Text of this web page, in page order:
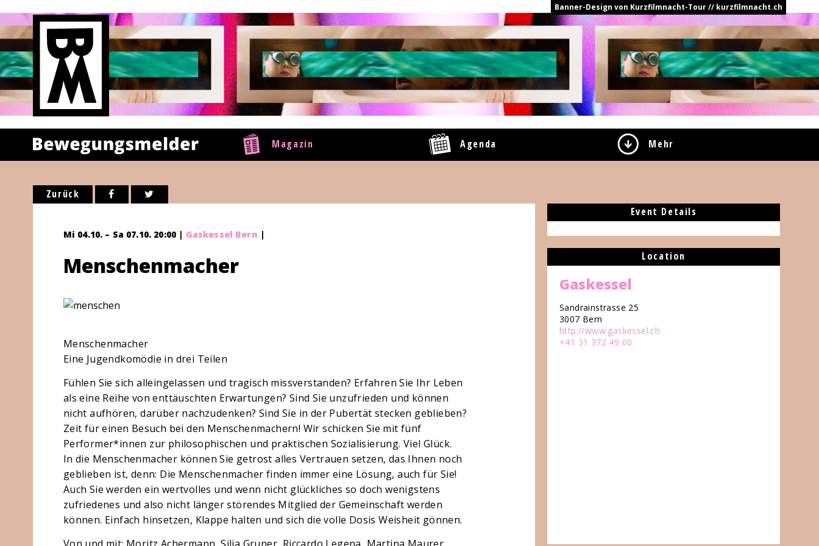
Banner-Design von Kurzfilmnacht-Tour // kurzfilmnacht.ch
Magazin Agenda Mehr
Zurück
Mi 04.10. – Sa 07.10. 20:00 | Gaskessel Bern |
Menschenmacher
Menschenmacher
Eine Jugendkomödie in drei Teilen
Fühlen Sie sich alleingelassen und tragisch missverstanden? Erfahren Sie Ihr Leben
als eine Reihe von enttäuschten Erwartungen? Sind Sie unzufrieden und können
nicht aufhören, darüber nachzudenken? Sind Sie in der Pubertät stecken geblieben?
Zeit für einen Besuch bei den Menschenmachern! Wir schicken Sie mit fünf
Performer*innen zur philosophischen und praktischen Sozialisierung. Viel Glück.
In die Menschenmacher können Sie getrost alles Vertrauen setzen, das Ihnen noch
geblieben ist, denn: Die Menschenmacher finden immer eine Lösung, auch für Sie!
Auch Sie werden ein wertvolles und wenn nicht glückliches so doch wenigstens
zufriedenes und also nicht länger störendes Mitglied der Gemeinschaft werden
können. Einfach hinsetzen, Klappe halten und sich die volle Dosis Weisheit gönnen.
Event Details
Location
Gaskessel
Sandrainstrasse 25
3007 Bern
http://www.gaskessel.ch
+41 31 372 49 00